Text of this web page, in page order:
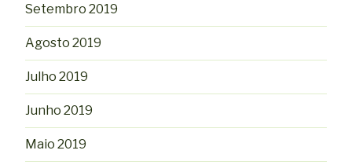
Setembro 2019
Agosto 2019
Julho 2019
Junho 2019
Maio 2019